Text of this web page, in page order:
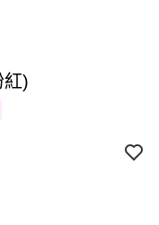
紅)